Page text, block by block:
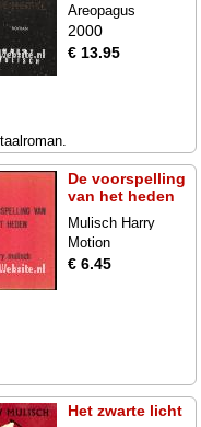
Areopagus
2000
€ 13.95
De voorspelling
van het heden
Mulisch Harry
Motion
€ 6.45
Het zwarte licht